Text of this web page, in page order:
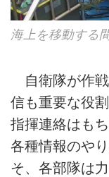
海上を移動する
自衛隊が作戦
信も重要な役
指揮連絡はも
各種情報のや
そ、各部隊は